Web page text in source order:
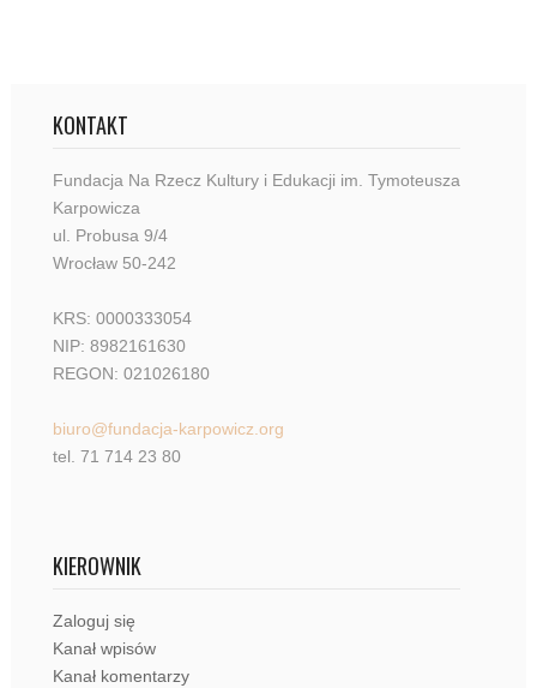
KONTAKT
Fundacja Na Rzecz Kultury i Edukacji im. Tymoteusza
Karpowicza
ul. Probusa 9/4
Wrocław 50-242
KRS: 0000333054
NIP: 8982161630
REGON: 021026180
biuro@fundacja-karpowicz.org
tel. 71 714 23 80
KIEROWNIK
Zaloguj się
Kanał wpisów
Kanał komentarzy